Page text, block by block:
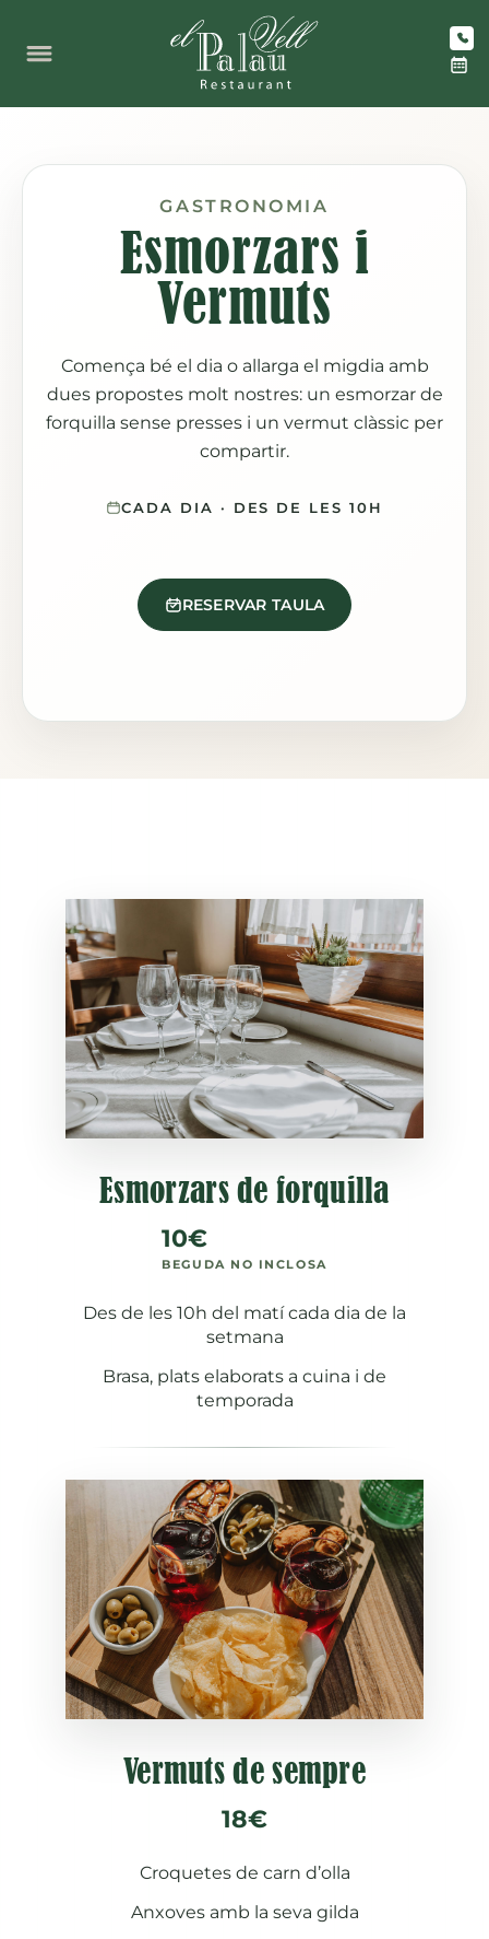
GASTRONOMIA
Esmorzars i
Vermuts
Comença bé el dia o allarga el migdia amb
dues propostes molt nostres: un esmorzar de
forquilla sense presses i un vermut clàssic per
compartir.
CADA DIA · DES DE LES 10H
RESERVAR TAULA
Esmorzars de forquilla
10€
BEGUDA NO INCLOSA
Des de les 10h del matí cada dia de la
setmana
Brasa, plats elaborats a cuina i de
temporada
Vermuts de sempre
18€
Croquetes de carn d’olla
Anxoves amb la seva gilda